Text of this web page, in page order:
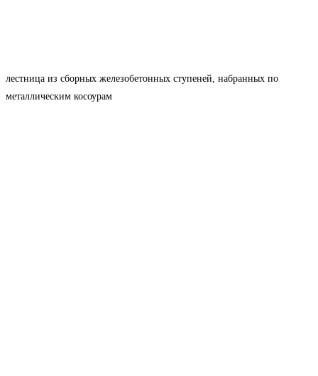
лестница из сборных железобетонных ступеней, набранных по
металлическим косоурам